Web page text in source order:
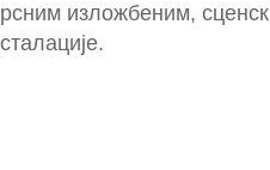
изложбеним,